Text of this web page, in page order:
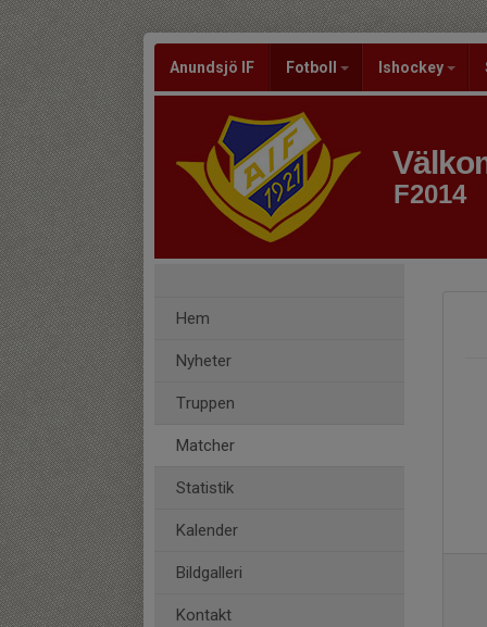
Anundsjö IF Fotboll Ishockey
F2014
Hem
Nyheter
Truppen
Matcher
Statistik
Kalender
Bildgalleri
Kontakt